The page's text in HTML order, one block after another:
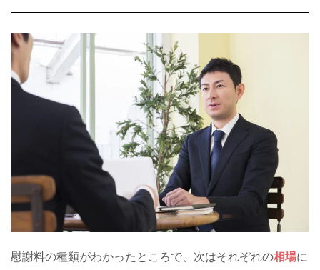
慰謝料の種類がわかったところで、次はそれぞれの相場に